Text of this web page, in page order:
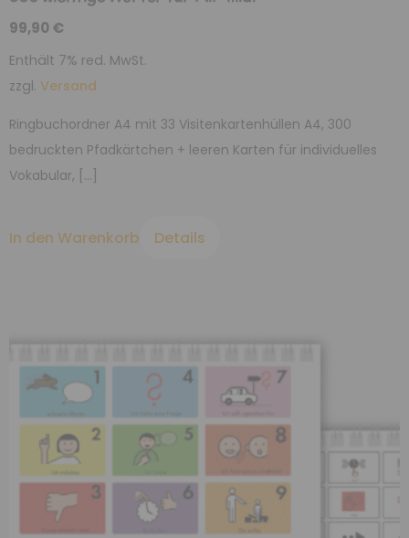
99,90€
Enthält 7% red. MwSt.
zzgl. Versand
Ringbuchordner A4 mit 33 Visitenkartenhüllen A4, 300
bedruckten Pfadkärtchen + leeren Karten für individuelles
Vokabular, […]
In den Warenkorb Details